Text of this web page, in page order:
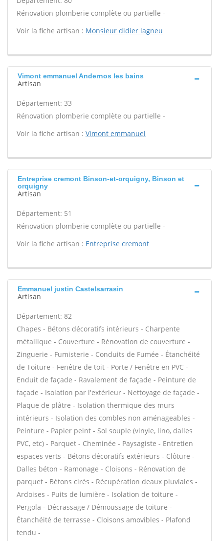
Rénovation plomberie complète ou partielle -
Voir la fiche artisan : Monsieur didier lagneu
Vimont emmanuel Andernos les bains
Artisan
Département: 33
Rénovation plomberie complète ou partielle -
Voir la fiche artisan : Vimont emmanuel
Entreprise cremont Binson-et-orquigny, Binson et
orquigny
Artisan
Département: 51
Rénovation plomberie complète ou partielle -
Voir la fiche artisan : Entreprise cremont
Emmanuel justin Castelsarrasin
Artisan
Département: 82
Chapes - Bétons décoratifs intérieurs - Charpente
métallique - Couverture - Rénovation de couverture -
Zinguerie - Fumisterie - Conduits de Fumée - Étanchéité
de Toiture - Fenêtre de toit - Porte / Fenêtre en PVC -
Enduit de façade - Ravalement de façade - Peinture de
façade - Isolation par l'extérieur - Nettoyage de façade -
Plaque de plâtre - Isolation thermique des murs
intérieurs - Isolation des combles non aménageables -
Peinture - Papier peint - Sol souple (vinyle, lino, dalles
PVC, etc) - Parquet - Cheminée - Paysagiste - Entretien
espaces verts - Bétons décoratifs extérieurs - Clôture -
Dalles béton - Ramonage - Cloisons - Rénovation de
parquet - Bétons cirés - Récupération deaux pluviales -
Ardoises - Puits de lumière - Isolation de toiture -
Pergola - Décrassage / Démoussage de toiture -
Étanchéité de terrasse - Cloisons amovibles - Plafond
tendu -